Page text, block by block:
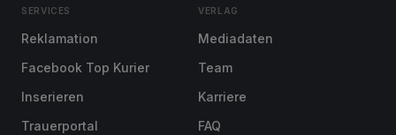
SERVICES
Reklamation
Facebook Top Kurier
Inserieren
Trauerportal
VERLAG
Mediadaten
Team
Karriere
FAQ